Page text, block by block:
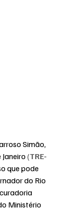
Simão,
(TRE-
que pode
do Rio
Ministério